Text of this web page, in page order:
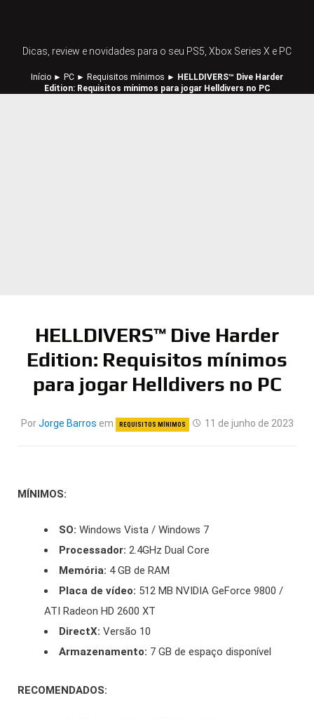
Dicas, review e novidades para o seu PS5, Xbox Series X e PC
Início ► PC ► Requisitos mínimos ► HELLDIVERS™ Dive Harder
Edition: Requisitos mínimos para jogar Helldivers no PC
HELLDIVERS™ Dive Harder
Edition: Requisitos mínimos
para jogar Helldivers no PC
PorJorge Barros em REQUISITOS MÍNIMOS 11 de junho de 2023
MÍNIMOS:
SO: Windows Vista / Windows 7
Processador: 2.4GHz Dual Core
Memória: 4 GB de RAM
Placa de vídeo: 512 MB NVIDIA GeForce 9800 /
ATI Radeon HD 2600 XT
DirectX: Versão 10
Armazenamento: 7 GB de espaço disponível
RECOMENDADOS: